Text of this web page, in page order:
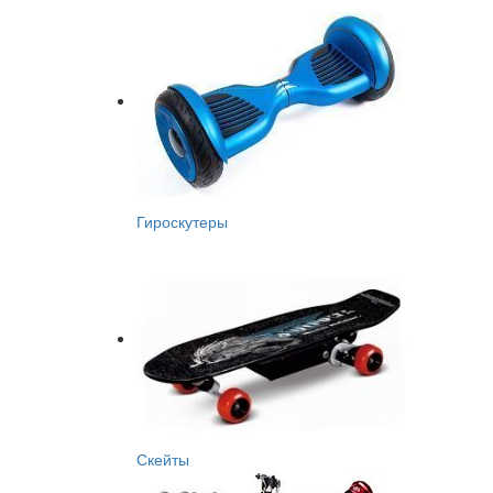
Гироскутеры
Скейты